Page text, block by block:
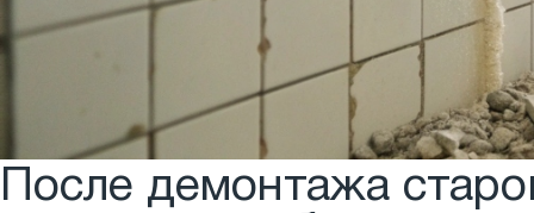
После демонтажа